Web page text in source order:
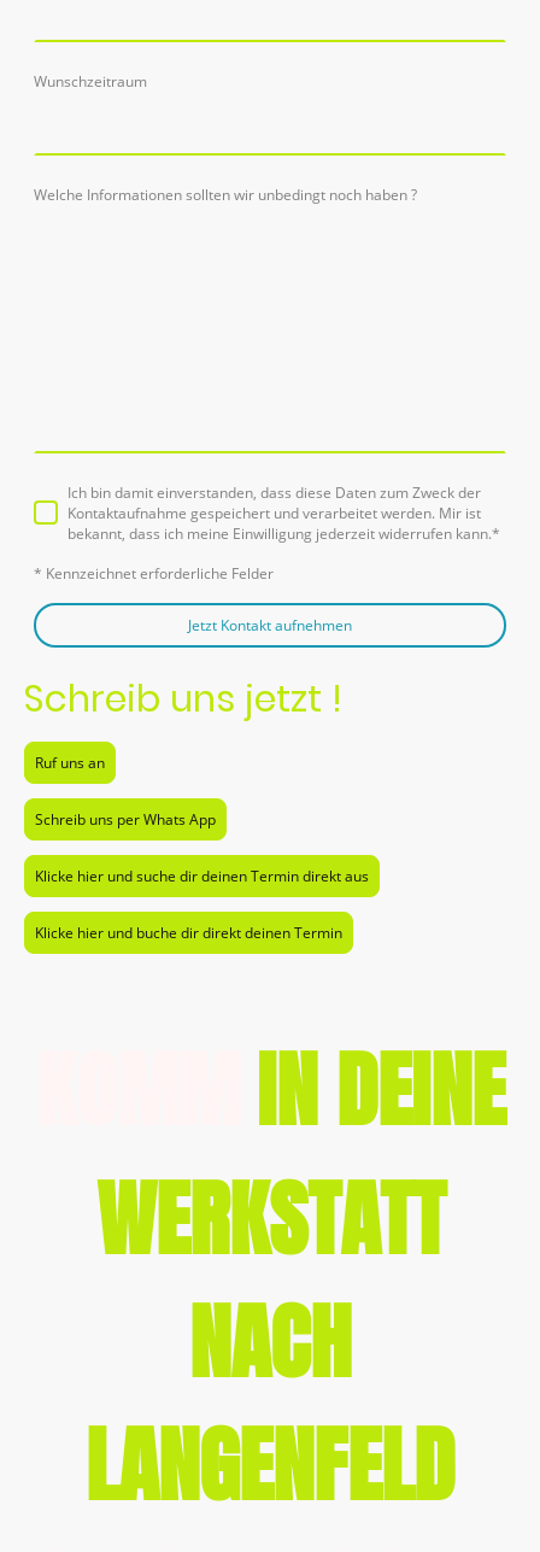
Wunschzeitraum
Welche Informationen sollten wir unbedingt noch haben ?
Ich bin damit einverstanden, dass diese Daten zum Zweck der
Kontaktaufnahme gespeichert und verarbeitet werden. Mir ist
bekannt, dass ich meine Einwilligung jederzeit widerrufen kann.*
* Kennzeichnet erforderliche Felder
Jetzt Kontakt aufnehmen
Schreib uns jetzt !
Ruf uns an
Schreib uns per Whats App
Klicke hier und suche dir deinen Termin direkt aus
Klicke hier und buche dir direkt deinen Termin
IN DEINE
WERKSTATT
NACH
LANGENFELD